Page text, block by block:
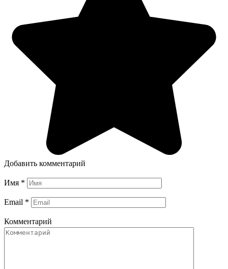
Добавить комментарий
Имя *
Email *
Комментарий